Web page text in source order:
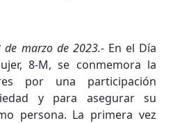
de marzo de 2023.- En el Día
8-M, se conmemora la
por una participación
y para asegurar su
persona. La primera vez